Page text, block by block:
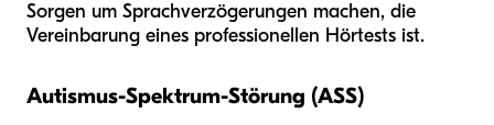
Sorgen um Sprachverzögerungen machen, die
Vereinbarung eines professionellen Hörtests ist.
Autismus-Spektrum-Störung (ASS)